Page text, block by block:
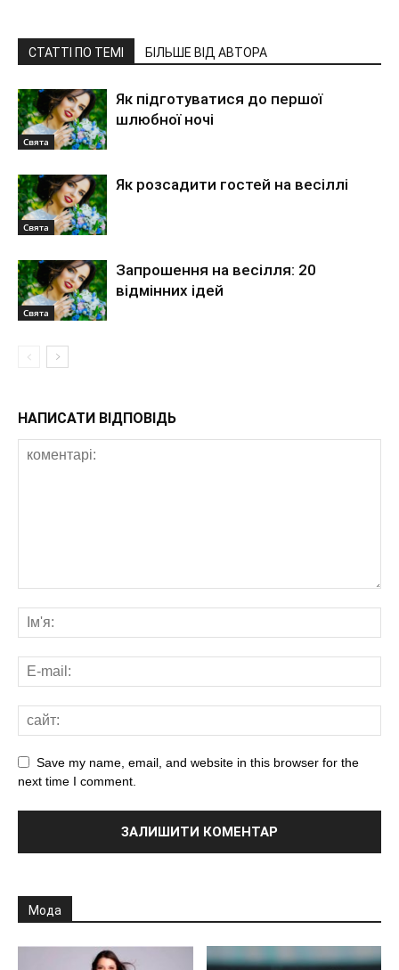
СТАТТІ ПО ТЕМІ БІЛЬШЕ ВІД АВТОРА
Свята
Як підготуватися до першої
шлюбної ночі
Свята
Як розсадити гостей на весіллі
Свята
Запрошення на весілля: 20
відмінних ідей
НАПИСАТИ ВІДПОВІДЬ
Save my name, email, and website in this browser for the
next time I comment.
Мода